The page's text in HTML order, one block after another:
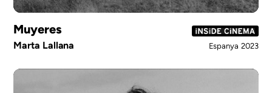
Muyeres
Marta Lallana Espanya 2023